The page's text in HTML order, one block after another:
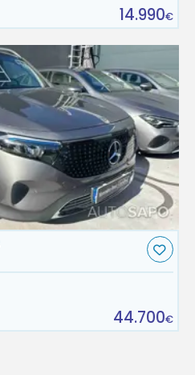
14.990€
44.700€